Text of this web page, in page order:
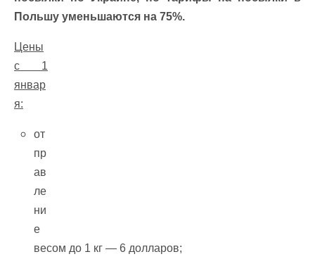
Польшу уменьшаются на 75%.
Цены
с 1
январ
я:
от
пр
ав
ле
ни
е
весом до 1 кг — 6 долларов;